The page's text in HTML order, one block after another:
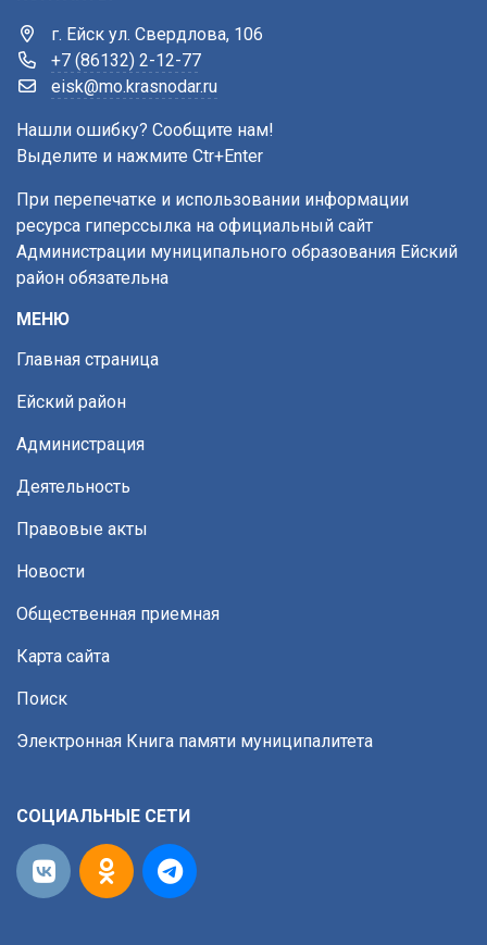
г. Ейск ул. Свердлова, 106
+7 (86132) 2-12-77
eisk@mo.krasnodar.ru
Нашли ошибку? Сообщите нам!
Выделите и нажмите Ctr+Enter
При перепечатке и использовании информации
ресурса гиперссылка на официальный сайт
Администрации муниципального образования Ейский
район обязательна
МЕНЮ
Главная страница
Ейский район
Администрация
Деятельность
Правовые акты
Новости
Общественная приемная
Карта сайта
Поиск
Электронная Книга памяти муниципалитета
СОЦИАЛЬНЫЕ СЕТИ